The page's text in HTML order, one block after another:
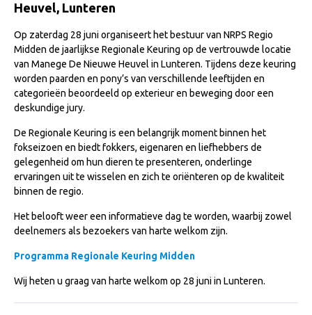
NRPS Keuringen
Hengstenkeuring
Regionale Keuringen
Nationale Keuring
Late Veulenkeuring
ABOP
Sport
Wereldkampioenschap Jonge Paarden
Evenementen
Arabian Horse Events
Arabissimo
Heuvel, Lunteren
Op zaterdag 28 juni organiseert het bestuur van NRPS Regio
Midden de jaarlijkse Regionale Keuring op de vertrouwde locatie
van Manege De Nieuwe Heuvel in Lunteren. Tijdens deze keuring
worden paarden en pony’s van verschillende leeftijden en
categorieën beoordeeld op exterieur en beweging door een
deskundige jury.
De Regionale Keuring is een belangrijk moment binnen het
fokseizoen en biedt fokkers, eigenaren en liefhebbers de
gelegenheid om hun dieren te presenteren, onderlinge
ervaringen uit te wisselen en zich te oriënteren op de kwaliteit
binnen de regio.
Het belooft weer een informatieve dag te worden, waarbij zowel
deelnemers als bezoekers van harte welkom zijn.
Programma Regionale Keuring Midden
Wij heten u graag van harte welkom op 28 juni in Lunteren.